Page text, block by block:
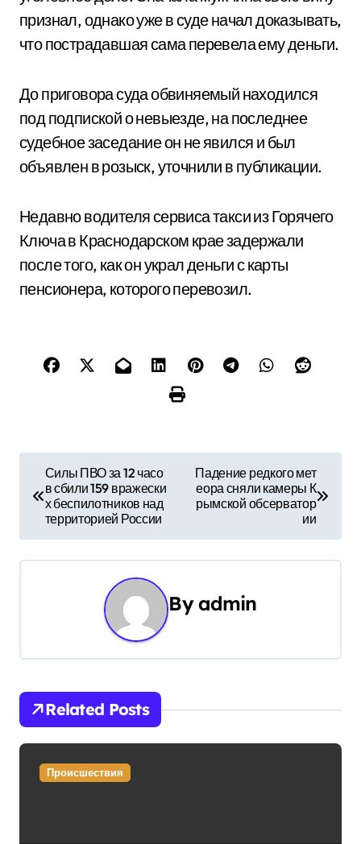
признал, однако уже в суде начал доказывать,
что пострадавшая сама перевела ему деньги.
До приговора суда обвиняемый находился
под подпиской о невыезде, на последнее
судебное заседание он не явился и был
объявлен в розыск, уточнили в публикации.
Недавно водителя сервиса такси из Горячего
Ключа в Краснодарском крае задержали
после того, как он украл деньги с карты
пенсионера, которого перевозил.
в
и
ц
и
я
Силы ПВО за 12 часо
в сбили 159 вражески
х беспилотников над
территорией России
Падение редкого мет
еора сняли камеры К
рымской обсерватор
ии
Byadmin
Related Posts
Происшествия